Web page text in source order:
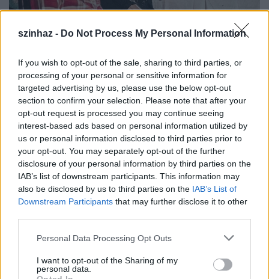
szinhaz - Do Not Process My Personal Information
If you wish to opt-out of the sale, sharing to third parties, or
processing of your personal or sensitive information for
targeted advertising by us, please use the below opt-out
section to confirm your selection. Please note that after your
opt-out request is processed you may continue seeing
interest-based ads based on personal information utilized by
us or personal information disclosed to third parties prior to
your opt-out. You may separately opt-out of the further
disclosure of your personal information by third parties on the
IAB’s list of downstream participants. This information may
also be disclosed by us to third parties on the IAB’s List of
Downstream Participants that may further disclose it to other
Please note that this website/app uses one or more Google
not limited to your visit or usage behaviour. You may click to
grant or deny consent to Google and its third-party tags to
Personal Data Processing Opt Outs
I want to opt-out of the Sharing of my
personal data.
Július 5-én indul a Zsámbéki Nyári
Színház
mtothorsi• 2020. június 26.
A frissen felújított Zichy-kastély sajátos
atmoszférájú, nyitott belső udvarán álló színpadra
tervezik idén az előadások java részét, de lesz ...